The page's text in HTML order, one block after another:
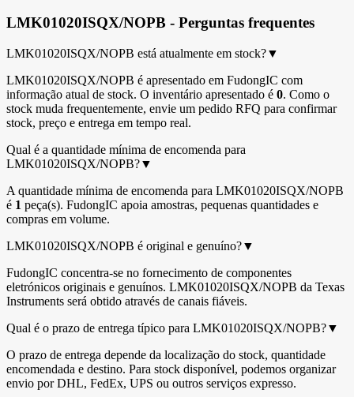
LMK01020ISQX/NOPB - Perguntas frequentes
LMK01020ISQX/NOPB está atualmente em stock?▼
LMK01020ISQX/NOPB é apresentado em FudongIC com
informação atual de stock. O inventário apresentado é 0. Como o
stock muda frequentemente, envie um pedido RFQ para confirmar
stock, preço e entrega em tempo real.
Qual é a quantidade mínima de encomenda para
LMK01020ISQX/NOPB?▼
A quantidade mínima de encomenda para LMK01020ISQX/NOPB
é 1 peça(s). FudongIC apoia amostras, pequenas quantidades e
compras em volume.
LMK01020ISQX/NOPB é original e genuíno?▼
FudongIC concentra-se no fornecimento de componentes
eletrónicos originais e genuínos. LMK01020ISQX/NOPB da Texas
Instruments será obtido através de canais fiáveis.
Qual é o prazo de entrega típico para LMK01020ISQX/NOPB?▼
O prazo de entrega depende da localização do stock, quantidade
encomendada e destino. Para stock disponível, podemos organizar
envio por DHL, FedEx, UPS ou outros serviços expresso.